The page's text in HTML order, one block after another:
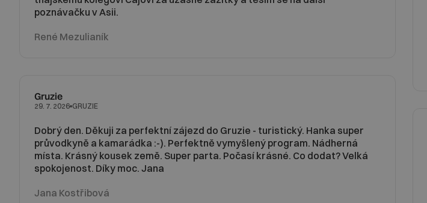
poznávačku v Asii.
René Mezulianík
Gruzie
29. 7. 2026 GRUZIE
Dobrý den. Děkuji za perfektní zájezd do Gruzie - turistický. Hanka super
průvodkyně a kamarádka :-). Perfektně vymyšlený program. Nádherná
místa. Krásný kousek země. Super parta. Počasí krásné. Co dodat? Velká
spokojenost. Díky moc. Jana
Jana Kostřibová